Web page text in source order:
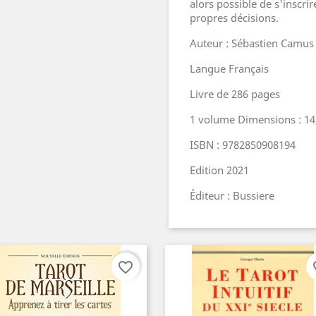
alors possible de
propres décisions.
Auteur : Sébastien Camus
Langue Français
Livre de 286 pages
1 volume Dimensions :
ISBN : 9782850908194
Edition 2021
Éditeur : Bussiere
favorite_border